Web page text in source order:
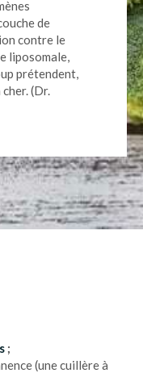
de
contre le
liposomale,
prétendent,
(Dr.
;
(une cuillère à